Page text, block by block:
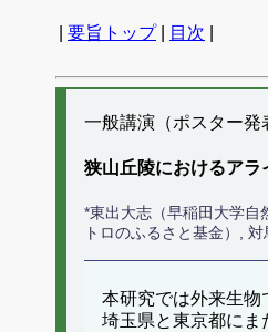
要旨トップ| 目次
一般講演（ポスター発
狭山丘陵におけるア
*東出大志（早稲田大学自
トロのふるさと基金）,
本研究では外来生物
埼玉県と東京都に